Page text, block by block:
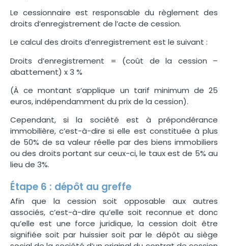
Le cessionnaire est responsable du règlement des
droits d’enregistrement de l’acte de cession.
Le calcul des droits d’enregistrement est le suivant :
Droits d’enregistrement = (coût de la cession –
abattement) x 3 %
(À ce montant s’applique un tarif minimum de 25
euros, indépendamment du prix de la cession).
Cependant, si la société est à prépondérance
immobilière, c’est-à-dire si elle est constituée à plus
de 50% de sa valeur réelle par des biens immobiliers
ou des droits portant sur ceux-ci, le taux est de 5% au
lieu de 3%.
Étape 6 : dépôt au greffe
Afin que la cession soit opposable aux autres
associés, c’est-à-dire qu’elle soit reconnue et donc
qu’elle est une force juridique, la cession doit être
signifiée soit par huissier soit par le dépôt au siège